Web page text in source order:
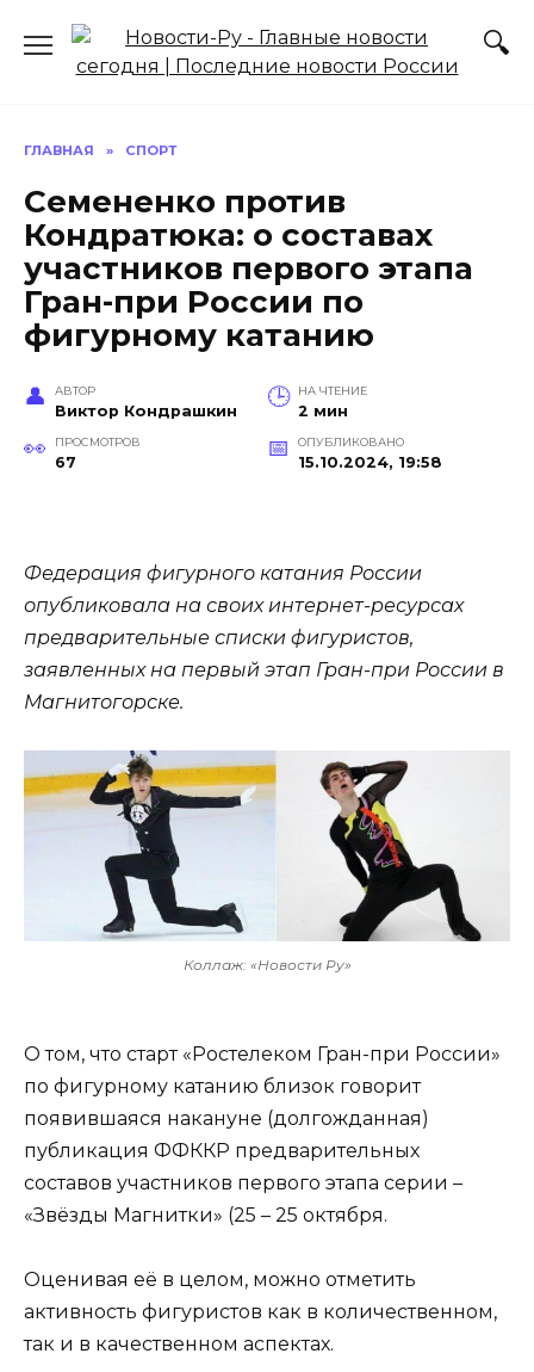
содержанию
ГЛАВНАЯ » СПОРТ
Семененко против
Кондратюка: о составах
участников первого этапа
Гран-при России по
фигурному катанию
АВТОР
Виктор Кондрашкин
НА ЧТЕНИЕ
2 мин
ПРОСМОТРОВ
67
ОПУБЛИКОВАНО
15.10.2024, 19:58
Федерация фигурного катания России
опубликовала на своих интернет-ресурсах
предварительные списки фигуристов,
заявленных на первый этап Гран-при России в
Магнитогорске.
Коллаж: «Новости Ру»
О том, что старт «Ростелеком Гран-при России»
по фигурному катанию близок говорит
появившаяся накануне (долгожданная)
публикация ФФККР предварительных
составов участников первого этапа серии –
«Звёзды Магнитки» (25 – 25 октября.
Оценивая её в целом, можно отметить
активность фигуристов как в количественном,
так и в качественном аспектах.